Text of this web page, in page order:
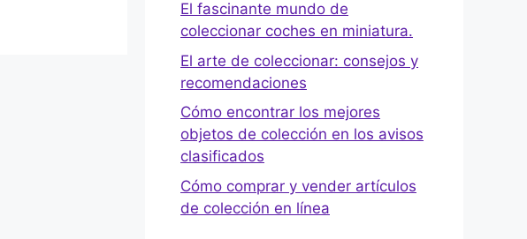
El fascinante mundo de
coleccionar coches en miniatura.
El arte de coleccionar: consejos y
recomendaciones
Cómo encontrar los mejores
objetos de colección en los avisos
clasificados
Cómo comprar y vender artículos
de colección en línea